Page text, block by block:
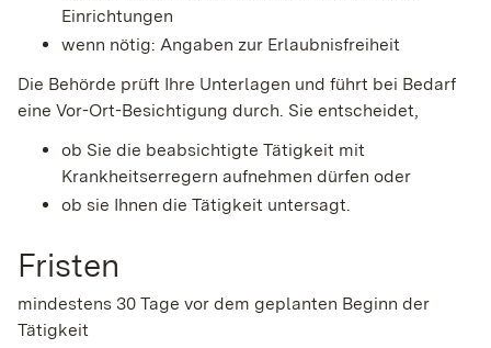
Einrichtungen
wenn nötig: Angaben zur Erlaubnisfreiheit
Die Behörde prüft Ihre Unterlagen und führt bei Bedarf
eine Vor-Ort-Besichtigung durch. Sie entscheidet,
ob Sie die beabsichtigte Tätigkeit mit
Krankheitserregern aufnehmen dürfen oder
ob sie Ihnen die Tätigkeit untersagt.
Fristen
mindestens 30 Tage vor dem geplanten Beginn der
Tätigkeit